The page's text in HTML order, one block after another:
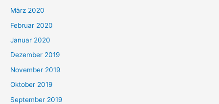
März 2020
Februar 2020
Januar 2020
Dezember 2019
November 2019
Oktober 2019
September 2019